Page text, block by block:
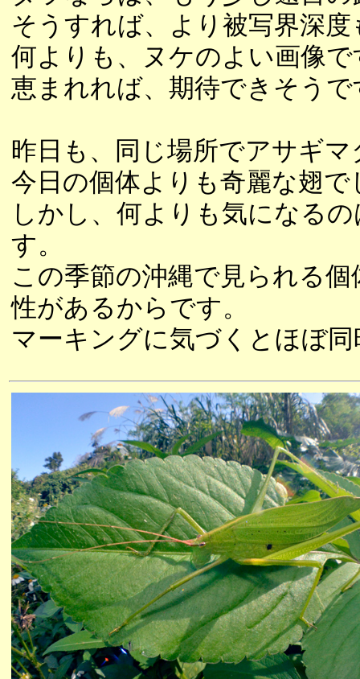
そうすれば、より被写界深
何よりも、ヌケのよい画像
恵まれれば、期待できそうで
昨日も、同じ場所でアサギ
今日の個体よりも奇麗な翅
しかし、何よりも気になる
す。
この季節の沖縄で見られる
性があるからです。
マーキングに気づくとほぼ